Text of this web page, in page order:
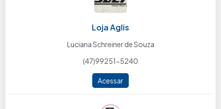
Loja Aglis
Luciana Schreiner de Souza
(47)99251-5240
Acessar